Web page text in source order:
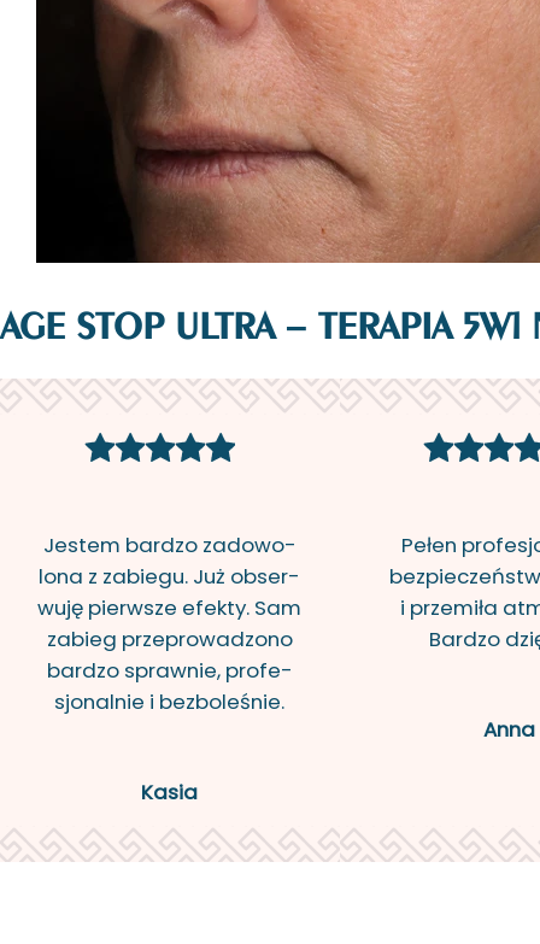
AGE STOP ULTRA – TERAPIA
Je­stem bar­dzo za­do­wo­
lo­na z za­bie­gu. Już ob­ser­
wu­ję pierw­sze efek­ty. Sam
za­bieg prze­pro­wa­dzo­no
bar­dzo spraw­nie, pro­fe­
sjo­nal­nie i bez­bo­le­śnie.
Kasia
Pełen
i prze­mi­ła
Bar­dzo
Anna